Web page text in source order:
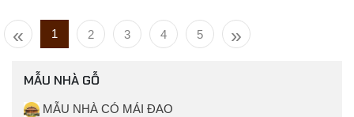
« 1 2 3 4 5 »
MẪU NHÀ GỖ
MẪU NHÀ CÓ MÁI ĐAO